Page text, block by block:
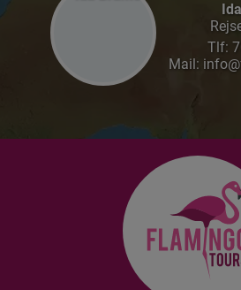
Tlf:
Mail: